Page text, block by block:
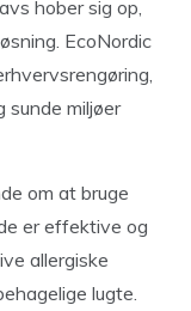
hober sig op,
EcoNordic
sunde miljøer
om at bruge
er effektive og
allergiske
lugte.